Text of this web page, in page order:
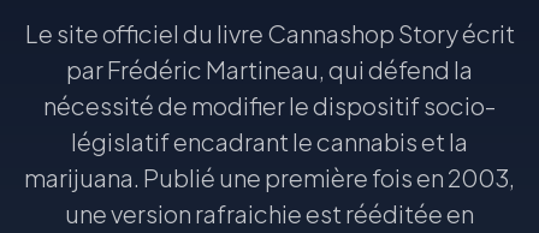
Le site officiel du livre Cannashop Story écrit
par Frédéric Martineau, qui défend la
nécessité de modifier le dispositif socio-
législatif encadrant le cannabis et la
marijuana. Publié une première fois en 2003,
une version rafraichie est rééditée en